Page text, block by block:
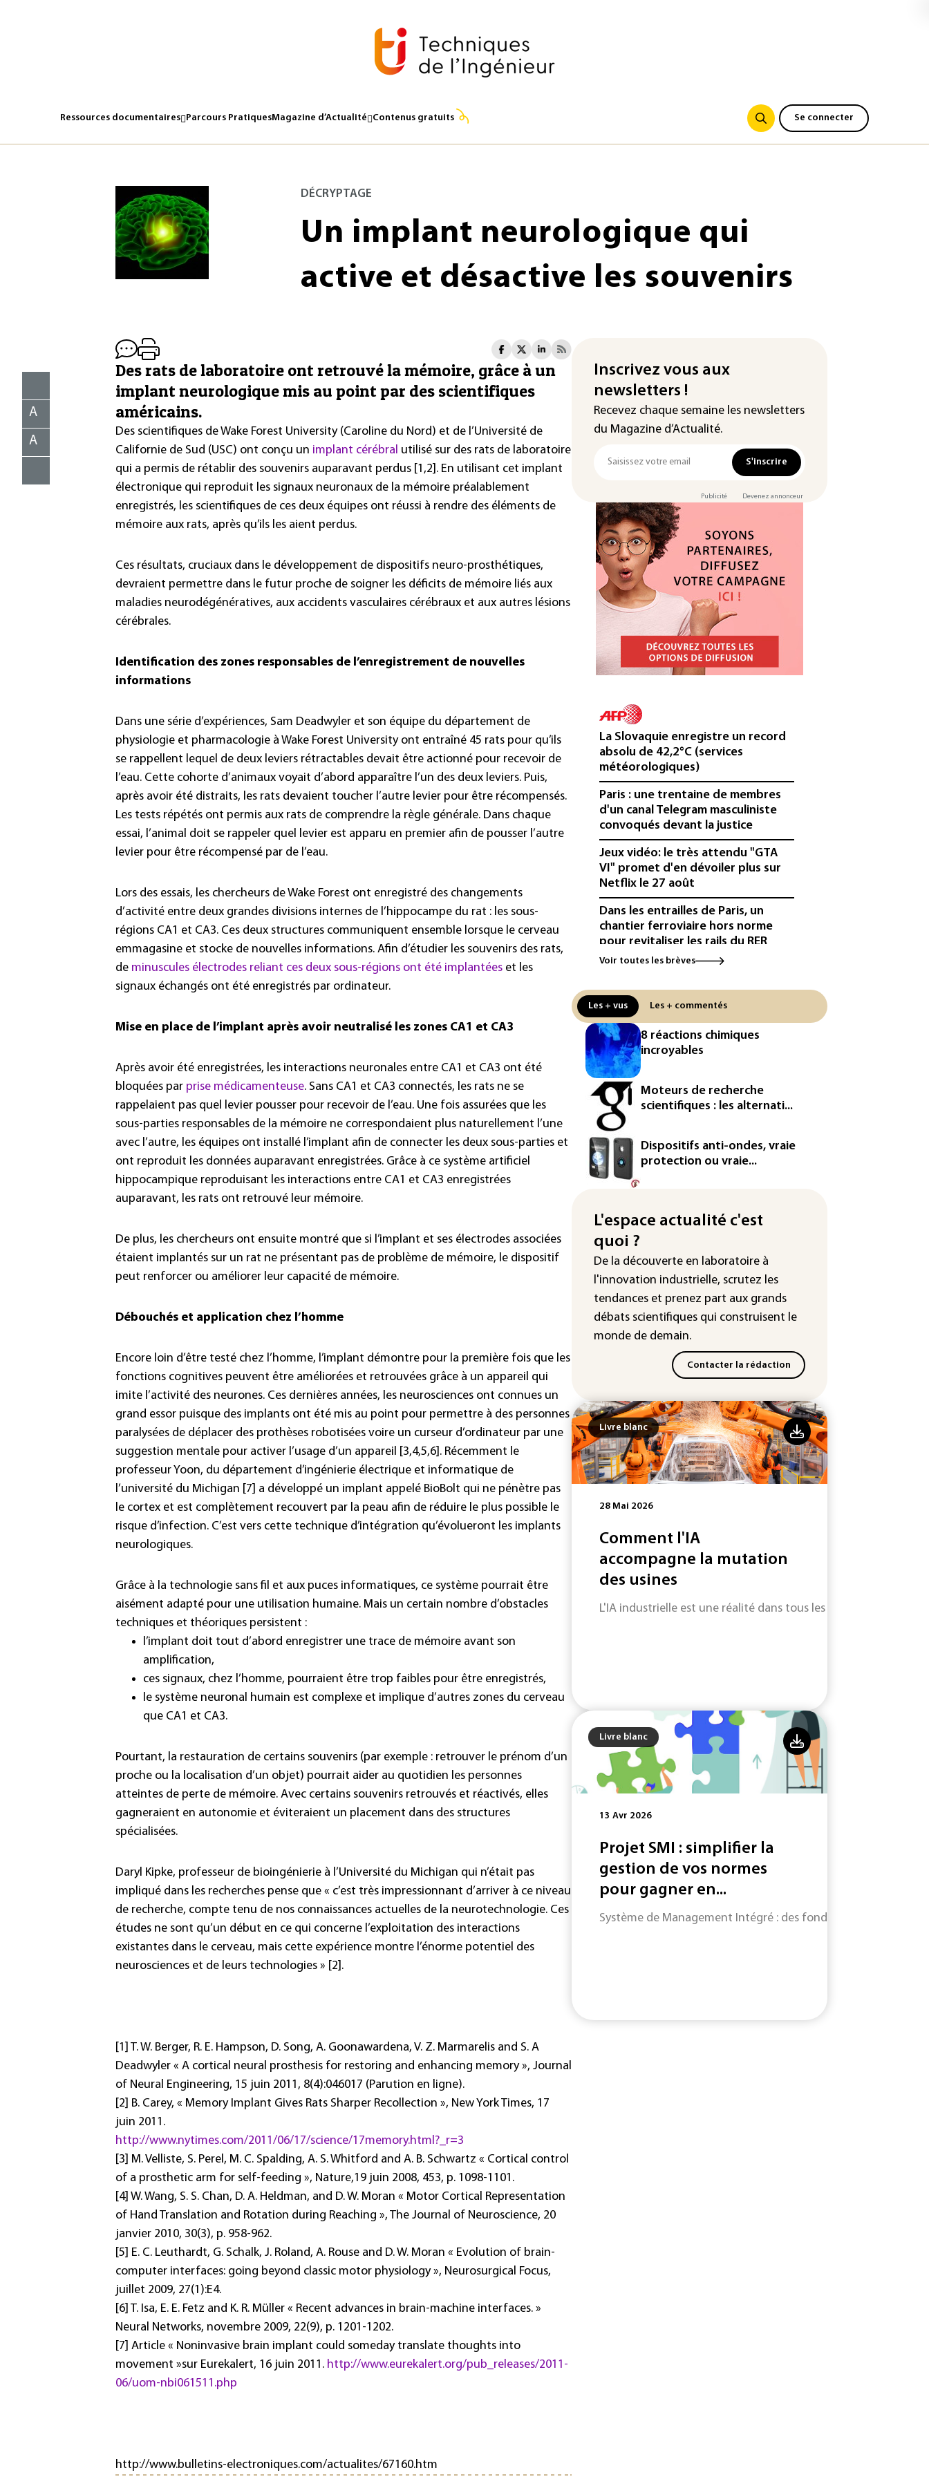
Ressources documentaires Parcours PratiquesMagazine d’Actualité Contenus gratuits Se connecter
DÉCRYPTAGE
Un implant neurologique qui
active et désactive les souvenirs
A
A
Des rats de laboratoire ont retrouvé la mémoire, grâce à un
implant neurologique mis au point par des scientifiques
américains.
Des scientifiques de Wake Forest University (Caroline du Nord) et de l’Université de
Californie de Sud (USC) ont conçu un implant cérébral utilisé sur des rats de laboratoire
qui a permis de rétablir des souvenirs auparavant perdus [1,2]. En utilisant cet implant
électronique qui reproduit les signaux neuronaux de la mémoire préalablement
enregistrés, les scientifiques de ces deux équipes ont réussi à rendre des éléments de
mémoire aux rats, après qu’ils les aient perdus.
Ces résultats, cruciaux dans le développement de dispositifs neuro-prosthétiques,
devraient permettre dans le futur proche de soigner les déficits de mémoire liés aux
maladies neurodégénératives, aux accidents vasculaires cérébraux et aux autres lésions
cérébrales.
Identification des zones responsables de l’enregistrement de nouvelles
informations
Dans une série d’expériences, Sam Deadwyler et son équipe du département de
physiologie et pharmacologie à Wake Forest University ont entraîné 45 rats pour qu’ils
se rappellent lequel de deux leviers rétractables devait être actionné pour recevoir de
l’eau. Cette cohorte d’animaux voyait d’abord apparaître l’un des deux leviers. Puis,
après avoir été distraits, les rats devaient toucher l’autre levier pour être récompensés.
Les tests répétés ont permis aux rats de comprendre la règle générale. Dans chaque
essai, l’animal doit se rappeler quel levier est apparu en premier afin de pousser l’autre
levier pour être récompensé par de l’eau.
Lors des essais, les chercheurs de Wake Forest ont enregistré des changements
d’activité entre deux grandes divisions internes de l’hippocampe du rat : les sous-
régions CA1 et CA3. Ces deux structures communiquent ensemble lorsque le cerveau
emmagasine et stocke de nouvelles informations. Afin d’étudier les souvenirs des rats,
de minuscules électrodes reliant ces deux sous-régions ont été implantées et les
signaux échangés ont été enregistrés par ordinateur.
Mise en place de l’implant après avoir neutralisé les zones CA1 et CA3
Après avoir été enregistrées, les interactions neuronales entre CA1 et CA3 ont été
bloquées par prise médicamenteuse. Sans CA1 et CA3 connectés, les rats ne se
rappelaient pas quel levier pousser pour recevoir de l’eau. Une fois assurées que les
sous-parties responsables de la mémoire ne correspondaient plus naturellement l’une
avec l’autre, les équipes ont installé l’implant afin de connecter les deux sous-parties et
ont reproduit les données auparavant enregistrées. Grâce à ce système artificiel
hippocampique reproduisant les interactions entre CA1 et CA3 enregistrées
auparavant, les rats ont retrouvé leur mémoire.
De plus, les chercheurs ont ensuite montré que si l’implant et ses électrodes associées
étaient implantés sur un rat ne présentant pas de problème de mémoire, le dispositif
peut renforcer ou améliorer leur capacité de mémoire.
Débouchés et application chez l’homme
Encore loin d’être testé chez l’homme, l’implant démontre pour la première fois que les
fonctions cognitives peuvent être améliorées et retrouvées grâce à un appareil qui
imite l’activité des neurones. Ces dernières années, les neurosciences ont connues un
grand essor puisque des implants ont été mis au point pour permettre à des personnes
paralysées de déplacer des prothèses robotisées voire un curseur d’ordinateur par une
suggestion mentale pour activer l’usage d’un appareil [3,4,5,6]. Récemment le
professeur Yoon, du département d’ingénierie électrique et informatique de
l’université du Michigan [7] a développé un implant appelé BioBolt qui ne pénètre pas
le cortex et est complètement recouvert par la peau afin de réduire le plus possible le
risque d’infection. C’est vers cette technique d’intégration qu’évolueront les implants
neurologiques.
Grâce à la technologie sans fil et aux puces informatiques, ce système pourrait être
aisément adapté pour une utilisation humaine. Mais un certain nombre d’obstacles
techniques et théoriques persistent :
l’implant doit tout d’abord enregistrer une trace de mémoire avant son
amplification,
ces signaux, chez l’homme, pourraient être trop faibles pour être enregistrés,
le système neuronal humain est complexe et implique d’autres zones du cerveau
que CA1 et CA3.
Pourtant, la restauration de certains souvenirs (par exemple : retrouver le prénom d’un
proche ou la localisation d’un objet) pourrait aider au quotidien les personnes
atteintes de perte de mémoire. Avec certains souvenirs retrouvés et réactivés, elles
gagneraient en autonomie et éviteraient un placement dans des structures
spécialisées.
Daryl Kipke, professeur de bioingénierie à l’Université du Michigan qui n’était pas
impliqué dans les recherches pense que « c’est très impressionnant d’arriver à ce niveau
de recherche, compte tenu de nos connaissances actuelles de la neurotechnologie. Ces
études ne sont qu’un début en ce qui concerne l’exploitation des interactions
existantes dans le cerveau, mais cette expérience montre l’énorme potentiel des
neurosciences et de leurs technologies » [2].
[1] T. W. Berger, R. E. Hampson, D. Song, A. Goonawardena, V. Z. Marmarelis and S. A
Deadwyler « A cortical neural prosthesis for restoring and enhancing memory », Journal
of Neural Engineering, 15 juin 2011, 8(4):046017 (Parution en ligne).
[2] B. Carey, « Memory Implant Gives Rats Sharper Recollection », New York Times, 17
juin 2011.
http://www.nytimes.com/2011/06/17/science/17memory.html?_r=3
[3] M. Velliste, S. Perel, M. C. Spalding, A. S. Whitford and A. B. Schwartz « Cortical control
of a prosthetic arm for self-feeding », Nature,19 juin 2008, 453, p. 1098-1101.
[4] W. Wang, S. S. Chan, D. A. Heldman, and D. W. Moran « Motor Cortical Representation
of Hand Translation and Rotation during Reaching », The Journal of Neuroscience, 20
janvier 2010, 30(3), p. 958-962.
[5] E. C. Leuthardt, G. Schalk, J. Roland, A. Rouse and D. W. Moran « Evolution of brain-
computer interfaces: going beyond classic motor physiology », Neurosurgical Focus,
juillet 2009, 27(1):E4.
[6] T. Isa, E. E. Fetz and K. R. Müller « Recent advances in brain-machine interfaces. »
Neural Networks, novembre 2009, 22(9), p. 1201-1202.
[7] Article « Noninvasive brain implant could someday translate thoughts into
movement »sur Eurekalert, 16 juin 2011. http://www.eurekalert.org/pub_releases/2011-
06/uom-nbi061511.php
http://www.bulletins-electroniques.com/actualites/67160.htm
Inscrivez vous aux
newsletters !
Recevez chaque semaine les newsletters
du Magazine d’Actualité.
S'inscrire
Publicité Devenez annonceur
La Slovaquie enregistre un record
absolu de 42,2°C (services
météorologiques)
Paris : une trentaine de membres
d'un canal Telegram masculiniste
convoqués devant la justice
Jeux vidéo: le très attendu "GTA
VI" promet d'en dévoiler plus sur
Netflix le 27 août
Dans les entrailles de Paris, un
chantier ferroviaire hors norme
pour revitaliser les rails du RER
Meta se lance sur le marché des
Anthropic et OpenAI
Google réorganise sa division IA:
Demis Hassabis passe la main, des
stars s'en vont
Colombie: un bébé hippopotame
descendant de la colonie
d'Escobar meurt malgré les soins
Éclipse: une baisse temporaire de
la production d'électricité solaire
attendue en Europe
de chaleur pour le deuxième jour
d'affilée
Inde : Meta sommé de s'excuser
après le retrait d'une vidéo de
Modi
Voir toutes les brèves
Les + vus Les + commentés
8 réactions chimiques
incroyables
Moteurs de recherche
scientifiques : les alternati...
Dispositifs anti-ondes, vraie
protection ou vraie...
L'espace actualité c'est
quoi ?
De la découverte en laboratoire à
l'innovation industrielle, scrutez les
tendances et prenez part aux grands
débats scientifiques qui construisent le
monde de demain.
Contacter la rédaction
Livre blanc
28 Mai 2026
Comment l'IA
accompagne la mutation
des usines
L'IA industrielle est une réalité dans tous les secteurs d'activité.
Livre blanc
13 Avr 2026
Projet SMI : simplifier la
gestion de vos normes
pour gagner en...
Système de Management Intégré : des fondamentaux du SMI